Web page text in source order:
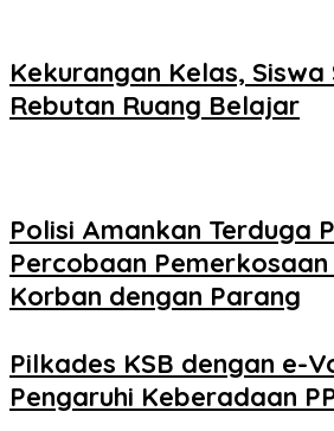
Kekurangan Kelas, Siswa
Rebutan Ruang Belajar
Polisi Amankan Terduga
Percobaan
Korban dengan Parang
Pilkades KSB dengan e-
Pengaruhi Keberadaan